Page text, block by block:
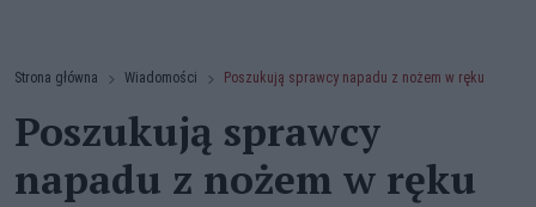
Strona główna Wiadomości Poszukują sprawcy napadu z nożem w ręku
Poszukują sprawcy
napadu z nożem w ręku